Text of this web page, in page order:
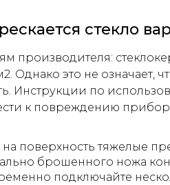
стекло
производителя:
Однако это не
Инструкции по
к повреждению
на поверхность тяжелые
брошенного ножа
подключайте